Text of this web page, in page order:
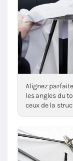
Alignez
les angles du
ceux de la